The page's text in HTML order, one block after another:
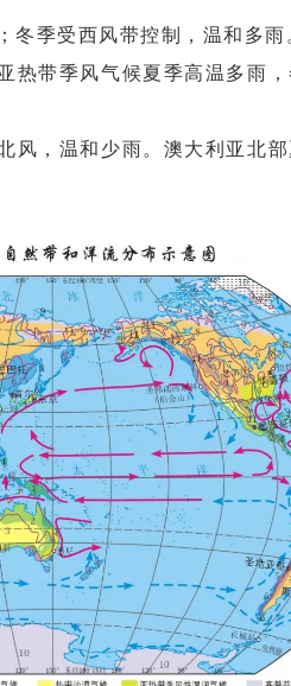
季受西风带控制，温和多雨
热带季风气候夏季高温多雨
风，温和少雨。澳大利亚北